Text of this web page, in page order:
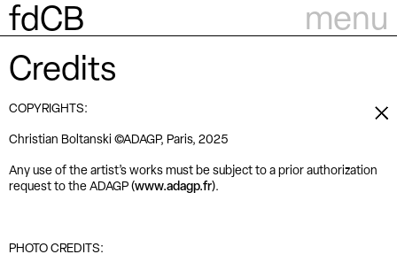
fdCB
menu
Credits
COPYRIGHTS:
Christian Boltanski ©ADAGP, Paris, 2025
Any use of the artist’s works must be subject to a prior authorization
request to the ADAGP (www.adagp.fr).
PHOTO CREDITS: